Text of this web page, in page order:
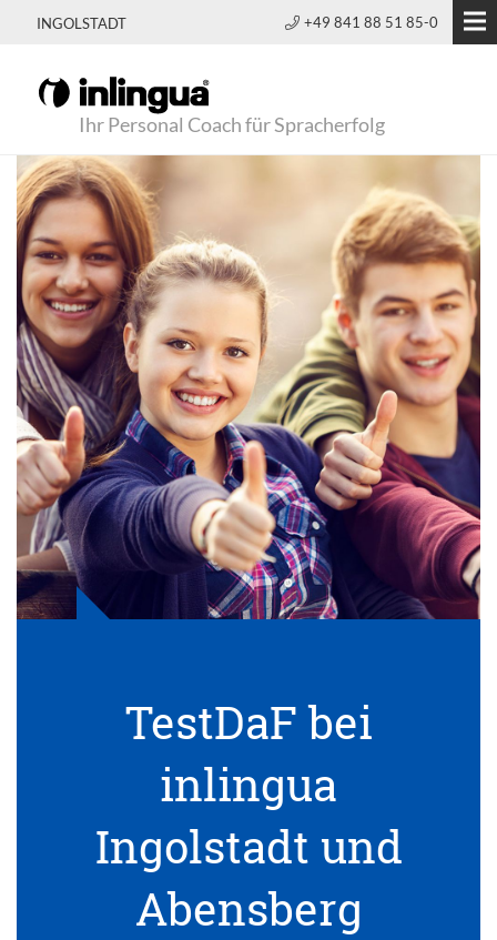
INGOLSTADT +49 841 88 51 85-0
Ihr Personal Coach für Spracherfolg
TestDaF bei
inlingua
Ingolstadt und
Abensberg